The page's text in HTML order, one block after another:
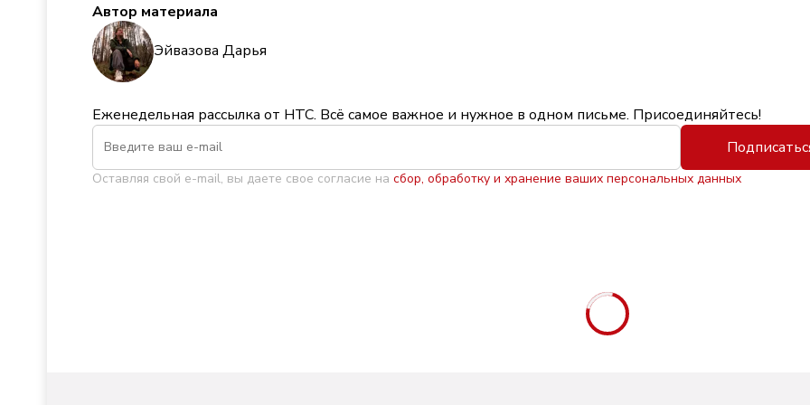
Автор материала
Эйвазова Дарья
Еженедельная рассылка от НТС. Всё самое важное и нужное в одном письме. Присоединяйтесь!
Оставляя свой e-mail, вы даете свое согласие на сбор, обработку и хранение ваших персональных данных